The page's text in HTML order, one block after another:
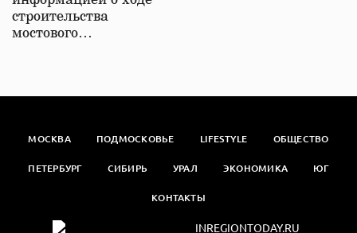
строительства
мостового…
МОСКВА ПОДМОСКОВЬЕ LIFESTYLE ОБЩЕСТВО
ПЕТЕРБУРГ СИБИРЬ УРАЛ ЭКОНОМИКА ЮГ
КОНТАКТЫ